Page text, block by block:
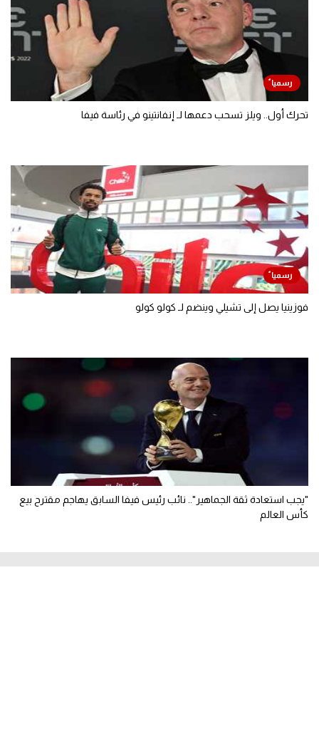
تحرك أول.. ويلز تسحب دعمها لـ إنفانتينو في رئاسة فيفا
فوزينيا يصل إلى تشيلي وينضم لـ كولو كولو
"يجب استعادة ثقة الجماهير".. نائب رئيس فيفا السابق يهاجم مقترح بيع
كأس العالم